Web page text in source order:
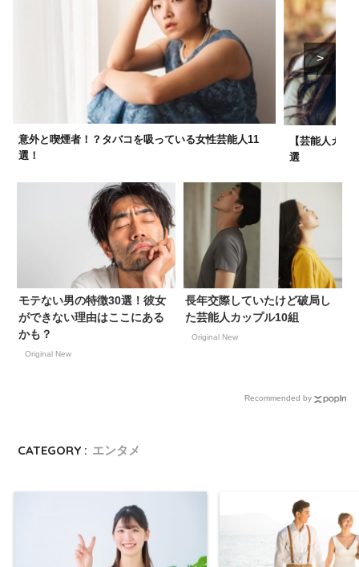
意外と喫煙者！？タバコを吸っている女性芸能人11
選！
【芸能人カッ
選
モテない男の特徴30選！彼女
ができない理由はここにある
かも？
Original New
長年交際していたけど破局し
た芸能人カップル10組
Original New
Recommended by
CATEGORY : エンタメ